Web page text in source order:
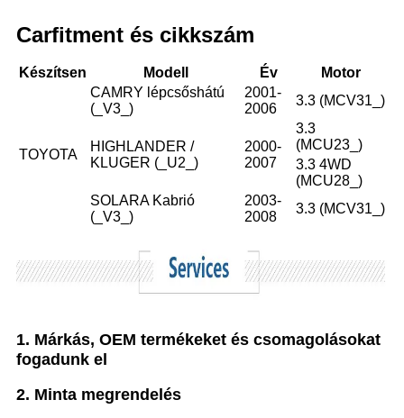
Carfitment és cikkszám
Készítsen Modell Év Motor
TOYOTA
CAMRY lépcsőshátú
(_V3_)
2001-
2006
3.3 (MCV31_)
HIGHLANDER /
KLUGER (_U2_)
2000-
2007
3.3
(MCU23_)
3.3 4WD
(MCU28_)
SOLARA Kabrió
(_V3_)
2003-
2008
3.3 (MCV31_)
1. Márkás, OEM termékeket és csomagolásokat
fogadunk el
2. Minta megrendelés